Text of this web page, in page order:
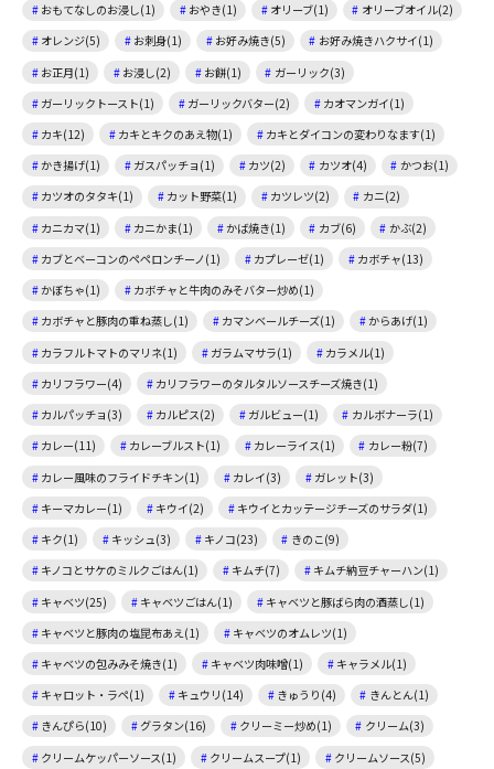
おもてなしのお浸し(1)
おやき(1) オリーブ(1)
オリーブオイル(2)
オレンジ(5)
お刺身(1) お好み焼き(5)
お好み焼きハクサイ(1)
お正月(1)
お浸し(2) お餅(1)
ガーリック(3)
ガーリックトースト(1)
ガーリックバター(2)
カオマンガイ(1)
カキ(12)
カキとキクのあえ物(1)
カキとダイコンの変わりなます(1)
かき揚げ(1)
ガスパッチョ(1) カツ(2) カツオ(4)
かつお(1)
カツオのタタキ(1)
カット野菜(1) カツレツ(2)
カニ(2)
カニカマ(1)
カニかま(1) かば焼き(1) カブ(6)
かぶ(2)
カブとベーコンのペペロンチーノ(1)
カプレーゼ(1)
カボチャ(13)
かぼちゃ(1)
カボチャと牛肉のみそバター炒め(1)
カボチャと豚肉の重ね蒸し(1)
カマンベールチーズ(1)
からあげ(1)
カラフルトマトのマリネ(1)
ガラムマサラ(1)
カラメル(1)
カリフラワー(4)
カリフラワーのタルタルソースチーズ焼き(1)
カルパッチョ(3)
カルピス(2) ガルビュー(1)
カルボナーラ(1)
カレー(11)
カレーブルスト(1) カレーライス(1)
カレー粉(7)
カレー風味のフライドチキン(1)
カレイ(3)
ガレット(3)
キーマカレー(1)
キウイ(2)
キウイとカッテージチーズのサラダ(1)
キク(1)
キッシュ(3) キノコ(23)
きのこ(9)
キノコとサケのミルクごはん(1)
キムチ(7)
キムチ納豆チャーハン(1)
キャベツ(25)
キャベツごはん(1)
キャベツと豚ばら肉の酒蒸し(1)
キャベツと豚肉の塩昆布あえ(1)
キャベツのオムレツ(1)
キャベツの包みみそ焼き(1)
キャベツ肉味噌(1)
キャラメル(1)
キャロット・ラペ(1)
キュウリ(14) きゅうり(4)
きんとん(1)
きんぴら(10)
グラタン(16) クリーミー炒め(1)
クリーム(3)
クリームケッパーソース(1)
クリームスープ(1)
クリームソース(5)